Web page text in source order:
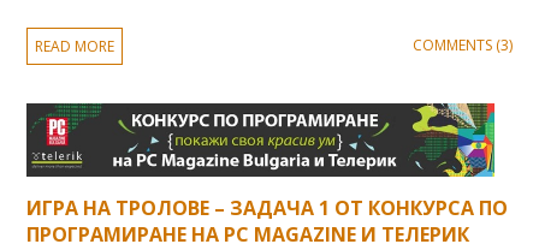
READ MORE COMMENTS (3)
ИГРА НА ТРОЛОВЕ – ЗАДАЧА 1 ОТ КОНКУРСА ПО
ПРОГРАМИРАНЕ НА PC MAGAZINE И ТЕЛЕРИК